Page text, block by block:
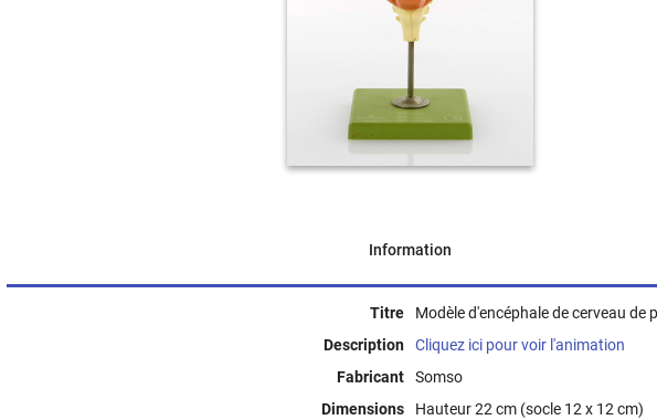
Information
Titre
Modèle d'encéphale de cerveau de
Description
Cliquez ici pour voir l'animation
Fabricant
Somso
Dimensions
Hauteur 22 cm (socle 12 x 12 cm)